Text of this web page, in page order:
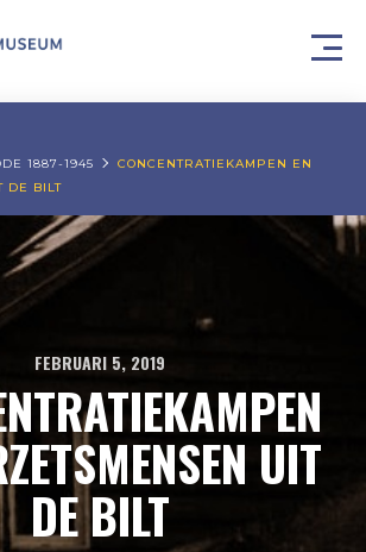
1887-1945
CONCENTRATIEKAMPEN EN
DE BILT
FEBRUARI 5, 2019
UIT
DE BILT